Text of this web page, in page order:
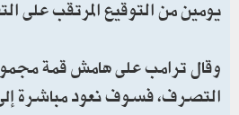
يومين من التوقيع المرتقب على
وقال ترامب على هامش قمة
التصرف، فسوف نعود مباشرة